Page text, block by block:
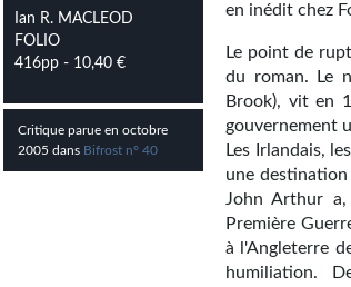
Ian R. MACLEOD
FOLIO
416pp - 10,40 €
Critique parue en octobre
2005 dans Bifrost n° 40
en inédit chez
Le point de
du roman. Le
Brook), vit en
gouvernement
Les Irlandais,
une
John Arthur
Première
à l'Angleterre
humiliation.